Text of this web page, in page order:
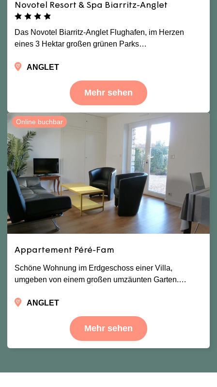
Novotel Resort & Spa Biarritz-Anglet
Das Novotel Biarritz-Anglet Flughafen, im Herzen
eines 3 Hektar großen grünen Parks…
ANGLET
Mehr sehen
Online buchbar
Appartement Péré-Fam
Schöne Wohnung im Erdgeschoss einer Villa,
umgeben von einem großen umzäunten Garten.…
ANGLET
Mehr sehen